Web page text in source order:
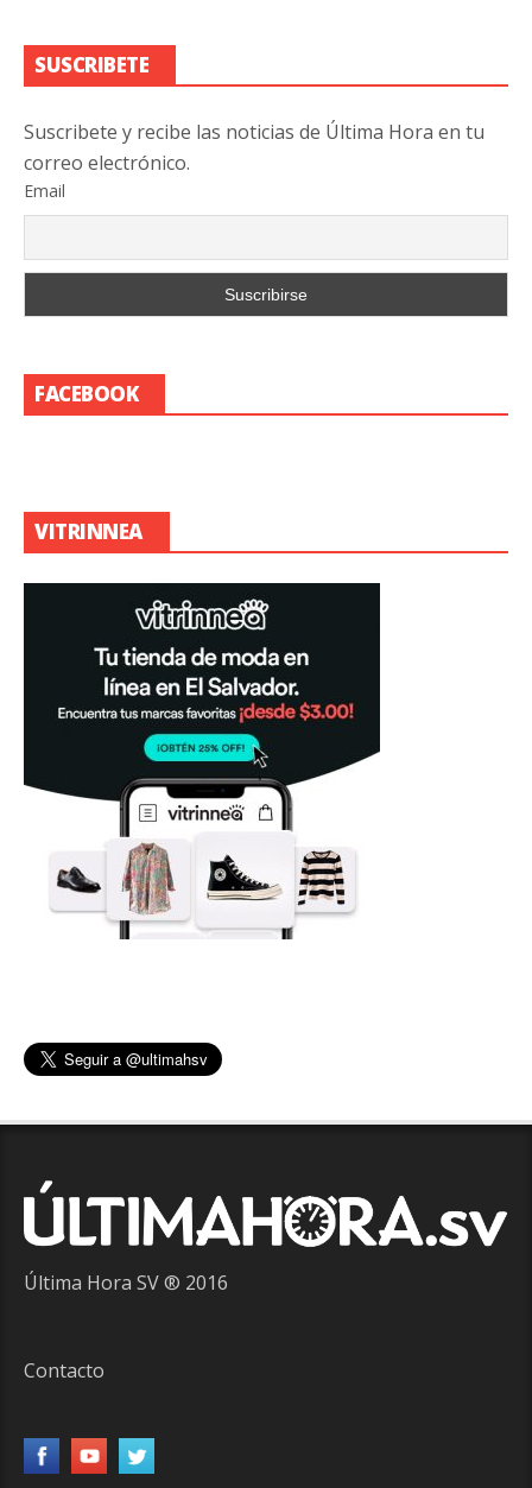
SUSCRIBETE
Suscribete y recibe las noticias de Última Hora en tu
correo electrónico.
Email
FACEBOOK
VITRINNEA
Última Hora SV ® 2016
Contacto